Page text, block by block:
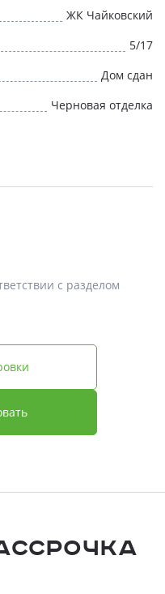
ЖК Чайковский
5/17
Дом сдан
Черновая отделка
с разделом